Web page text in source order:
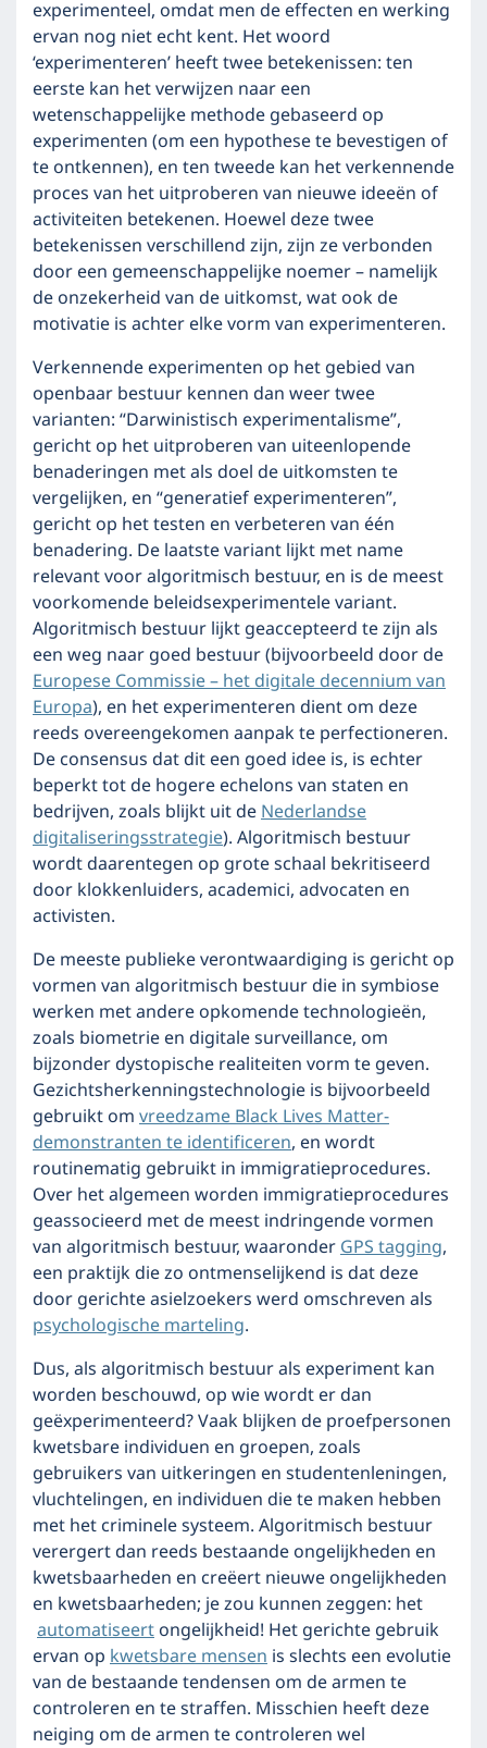
experimenteel, omdat men de effecten en werking
ervan nog niet echt kent. Het woord
‘experimenteren’ heeft twee betekenissen: ten
eerste kan het verwijzen naar een
wetenschappelijke methode gebaseerd op
experimenten (om een hypothese te bevestigen of
te ontkennen), en ten tweede kan het verkennende
proces van het uitproberen van nieuwe ideeën of
activiteiten betekenen. Hoewel deze twee
betekenissen verschillend zijn, zijn ze verbonden
door een gemeenschappelijke noemer – namelijk
de onzekerheid van de uitkomst, wat ook de
motivatie is achter elke vorm van experimenteren.
Verkennende experimenten op het gebied van
openbaar bestuur kennen dan weer twee
varianten: “Darwinistisch experimentalisme”,
gericht op het uitproberen van uiteenlopende
benaderingen met als doel de uitkomsten te
vergelijken, en “generatief experimenteren”,
gericht op het testen en verbeteren van één
benadering. De laatste variant lijkt met name
relevant voor algoritmisch bestuur, en is de meest
voorkomende beleidsexperimentele variant.
Algoritmisch bestuur lijkt geaccepteerd te zijn als
een weg naar goed bestuur (bijvoorbeeld door de
Europese Commissie – het digitale decennium van
Europa), en het experimenteren dient om deze
reeds overeengekomen aanpak te perfectioneren.
De consensus dat dit een goed idee is, is echter
beperkt tot de hogere echelons van staten en
bedrijven, zoals blijkt uit deNederlandse
digitaliseringsstrategie). Algoritmisch bestuur
wordt daarentegen op grote schaal bekritiseerd
door klokkenluiders, academici, advocaten en
activisten.
De meeste publieke verontwaardiging is gericht op
vormen van algoritmisch bestuur die in symbiose
werken met andere opkomende technologieën,
zoals biometrie en digitale surveillance, om
bijzonder dystopische realiteiten vorm te geven.
Gezichtsherkenningstechnologie is bijvoorbeeld
gebruikt omvreedzame Black Lives Matter-
demonstranten te identificeren, en wordt
routinematig gebruikt in immigratieprocedures.
Over het algemeen worden immigratieprocedures
geassocieerd met de meest indringende vormen
van algoritmisch bestuur, waaronderGPS tagging,
een praktijk die zo ontmenselijkend is dat deze
door gerichte asielzoekers werd omschreven als
psychologische marteling.
Dus, als algoritmisch bestuur als experiment kan
worden beschouwd, op wie wordt er dan
geëxperimenteerd? Vaak blijken de proefpersonen
kwetsbare individuen en groepen, zoals
gebruikers van uitkeringen en studentenleningen,
vluchtelingen, en individuen die te maken hebben
met het criminele systeem. Algoritmisch bestuur
verergert dan reeds bestaande ongelijkheden en
kwetsbaarheden en creëert nieuwe ongelijkheden
en kwetsbaarheden; je zou kunnen zeggen: het
automatiseertongelijkheid! Het gerichte gebruik
ervan opkwetsbare mensenis slechts een evolutie
van de bestaande tendensen om de armen te
controleren en te straffen. Misschien heeft deze
neiging om de armen te controleren wel